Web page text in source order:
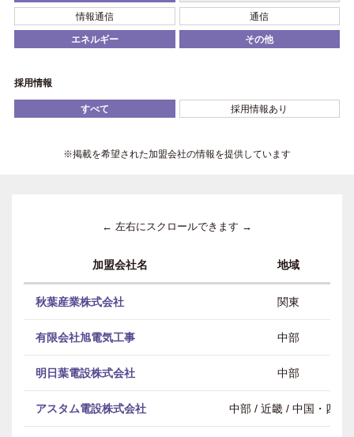
情報通信 通信
エネルギー その他
採用情報
すべて 採用情報あり
※掲載を希望された加盟会社の情報を提供しています
← 左右にスクロールできます →
加盟会社名 地域
秋葉産業株式会社 関東
有限会社旭電気工事 中部
明日葉電設株式会社 中部
アスタム電設株式会社 中部 / 近畿 / 中国・四国